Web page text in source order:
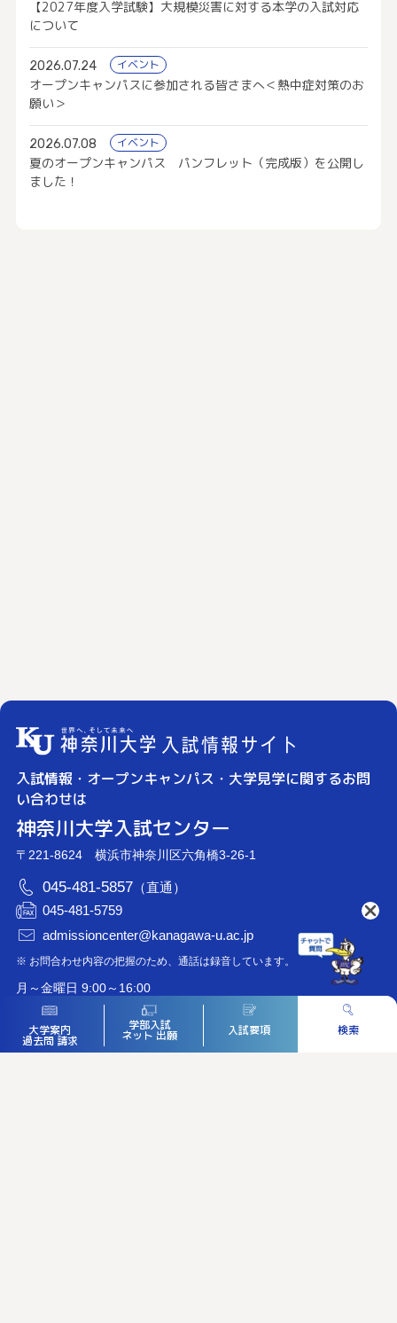
大学案内
過去問請求
学部入試
ネット 出願 入試要項 検索
【2027年度入学試験】大規模災害に対する本学の入試対応
について
2026.07.24 イベント
オープンキャンパスに参加される皆さまへ＜熱中症対策のお
願い＞
2026.07.08 イベント
夏のオープンキャンパス パンフレット（完成版）を公開し
ました！
入試情報・オープンキャンパス・大学見学に関するお問
い合わせは
神奈川大学入試センター
〒221-8624 横浜市神奈川区六角橋3-26-1
045-481-5857（直通）
045-481-5759
admissioncenter@kanagawa-u.ac.jp
※ お問合わせ内容の把握のため、通話は録音しています。
月～金曜日 9:00～16:00
※ 土・日・祝日は休み
神奈川大学公式サイト